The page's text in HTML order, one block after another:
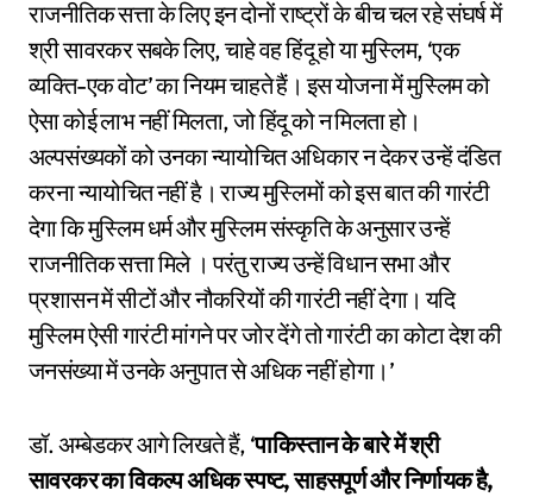
राजनीतिक सत्ता के लिए इन दोनों राष्ट्रों के बीच चल रहे संघर्ष में
श्री सावरकर सबके लिए, चाहे वह हिंदू हो या मुस्लिम, ‘एक
व्यक्ति-एक वोट’ का नियम चाहते हैं। इस योजना में मुस्लिम को
ऐसा कोई लाभ नहीं मिलता, जो हिंदू को न मिलता हो।
अल्पसंख्यकों को उनका न्यायोचित अधिकार न देकर उन्हें दंडित
करना न्यायोचित नहीं है। राज्य मुस्लिमों को इस बात की गारंटी
देगा कि मुस्लिम धर्म और मुस्लिम संस्कृति के अनुसार उन्हें
राजनीतिक सत्ता मिले । परंतु राज्य उन्हें विधान सभा और
प्रशासन में सीटों और नौकरियों की गारंटी नहीं देगा। यदि
मुस्लिम ऐसी गारंटी मांगने पर जोर देंगे तो गारंटी का कोटा देश की
जनसंख्या में उनके अनुपात से अधिक नहीं होगा।’
डॉ. अम्बेडकर आगे लिखते हैं, ‘पाकिस्तान के बारे में श्री
सावरकर का विकल्प अधिक स्पष्ट, साहसपूर्ण और निर्णायक है,